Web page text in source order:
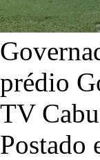
prédio
TV
Postado